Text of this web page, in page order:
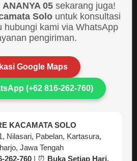
ANANYA 05 sekarang juga!
Solountuk konsultasi
hubungi kami via WhatsApp
pengiriman.
Google Maps
(+62 816-262-760)
KACAMATA SOLO
Nilasari, Pabelan, Kartasura,
Jawa Tengah
262-760| ⏰ Buka Setiap Hari,